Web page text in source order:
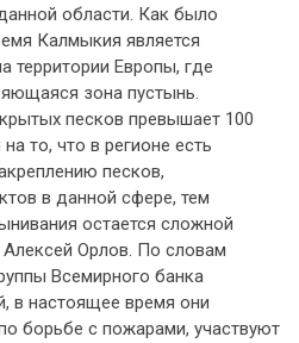
области. Как было
Калмыкия является
территории Европы, где
зона пустынь.
песков превышает 100
то, что в регионе есть
песков,
в данной сфере, тем
остается сложной
Орлов. По словам
Всемирного банка
в настоящее время они
борьбе с пожарами, участвуют